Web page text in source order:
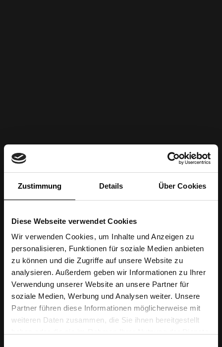
Zustimmung Details Über Cookies
Diese Webseite verwendet Cookies
Wir verwenden Cookies, um Inhalte und Anzeigen zu
personalisieren, Funktionen für soziale Medien anbieten
zu können und die Zugriffe auf unsere Website zu
analysieren. Außerdem geben wir Informationen zu Ihrer
Verwendung unserer Website an unsere Partner für
soziale Medien, Werbung und Analysen weiter. Unsere
Partner führen diese Informationen möglicherweise mit
weiteren Daten zusammen, die Sie ihnen bereitgestellt